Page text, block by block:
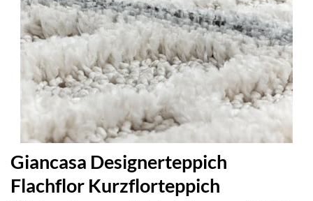
Giancasa Designerteppich
Flachflor Kurzflorteppich